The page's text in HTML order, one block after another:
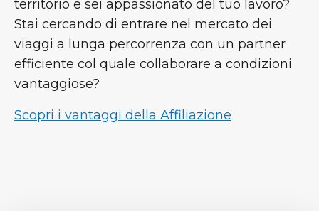
territorio e sei appassionato del tuo lavoro?
Stai cercando di entrare nel mercato dei
viaggi a lunga percorrenza con un partner
efficiente col quale collaborare a condizioni
vantaggiose?
Scopri i vantaggi della Affiliazione